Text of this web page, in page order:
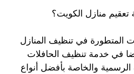
منازل الكويت؟
المتطورة في تنظيف المنازل
في خدمة تنظيف الحافلات
والخاصة بأفضل أنواع